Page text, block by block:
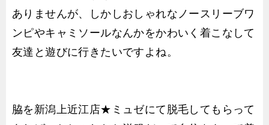
ありませんが、しかしおしゃれなノースリーブワ
ンピやキャミソールなんかをかわいく着こなして
友達と遊びに行きたいですよね。
脇を新潟上近江店★ミュゼにて脱毛してもらって